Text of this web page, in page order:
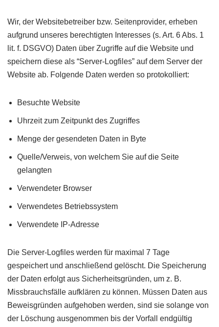
Wir, der Websitebetreiber bzw. Seitenprovider, erheben
aufgrund unseres berechtigten Interesses (s. Art. 6 Abs. 1
lit. f. DSGVO) Daten über Zugriffe auf die Website und
speichern diese als “Server-Logfiles” auf dem Server der
Website ab. Folgende Daten werden so protokolliert:
Besuchte Website
Uhrzeit zum Zeitpunkt des Zugriffes
Menge der gesendeten Daten in Byte
Quelle/Verweis, von welchem Sie auf die Seite
gelangten
Verwendeter Browser
Verwendetes Betriebssystem
Verwendete IP-Adresse
Die Server-Logfiles werden für maximal 7 Tage
gespeichert und anschließend gelöscht. Die Speicherung
der Daten erfolgt aus Sicherheitsgründen, um z. B.
Missbrauchsfälle aufklären zu können. Müssen Daten aus
Beweisgründen aufgehoben werden, sind sie solange von
der Löschung ausgenommen bis der Vorfall endgültig